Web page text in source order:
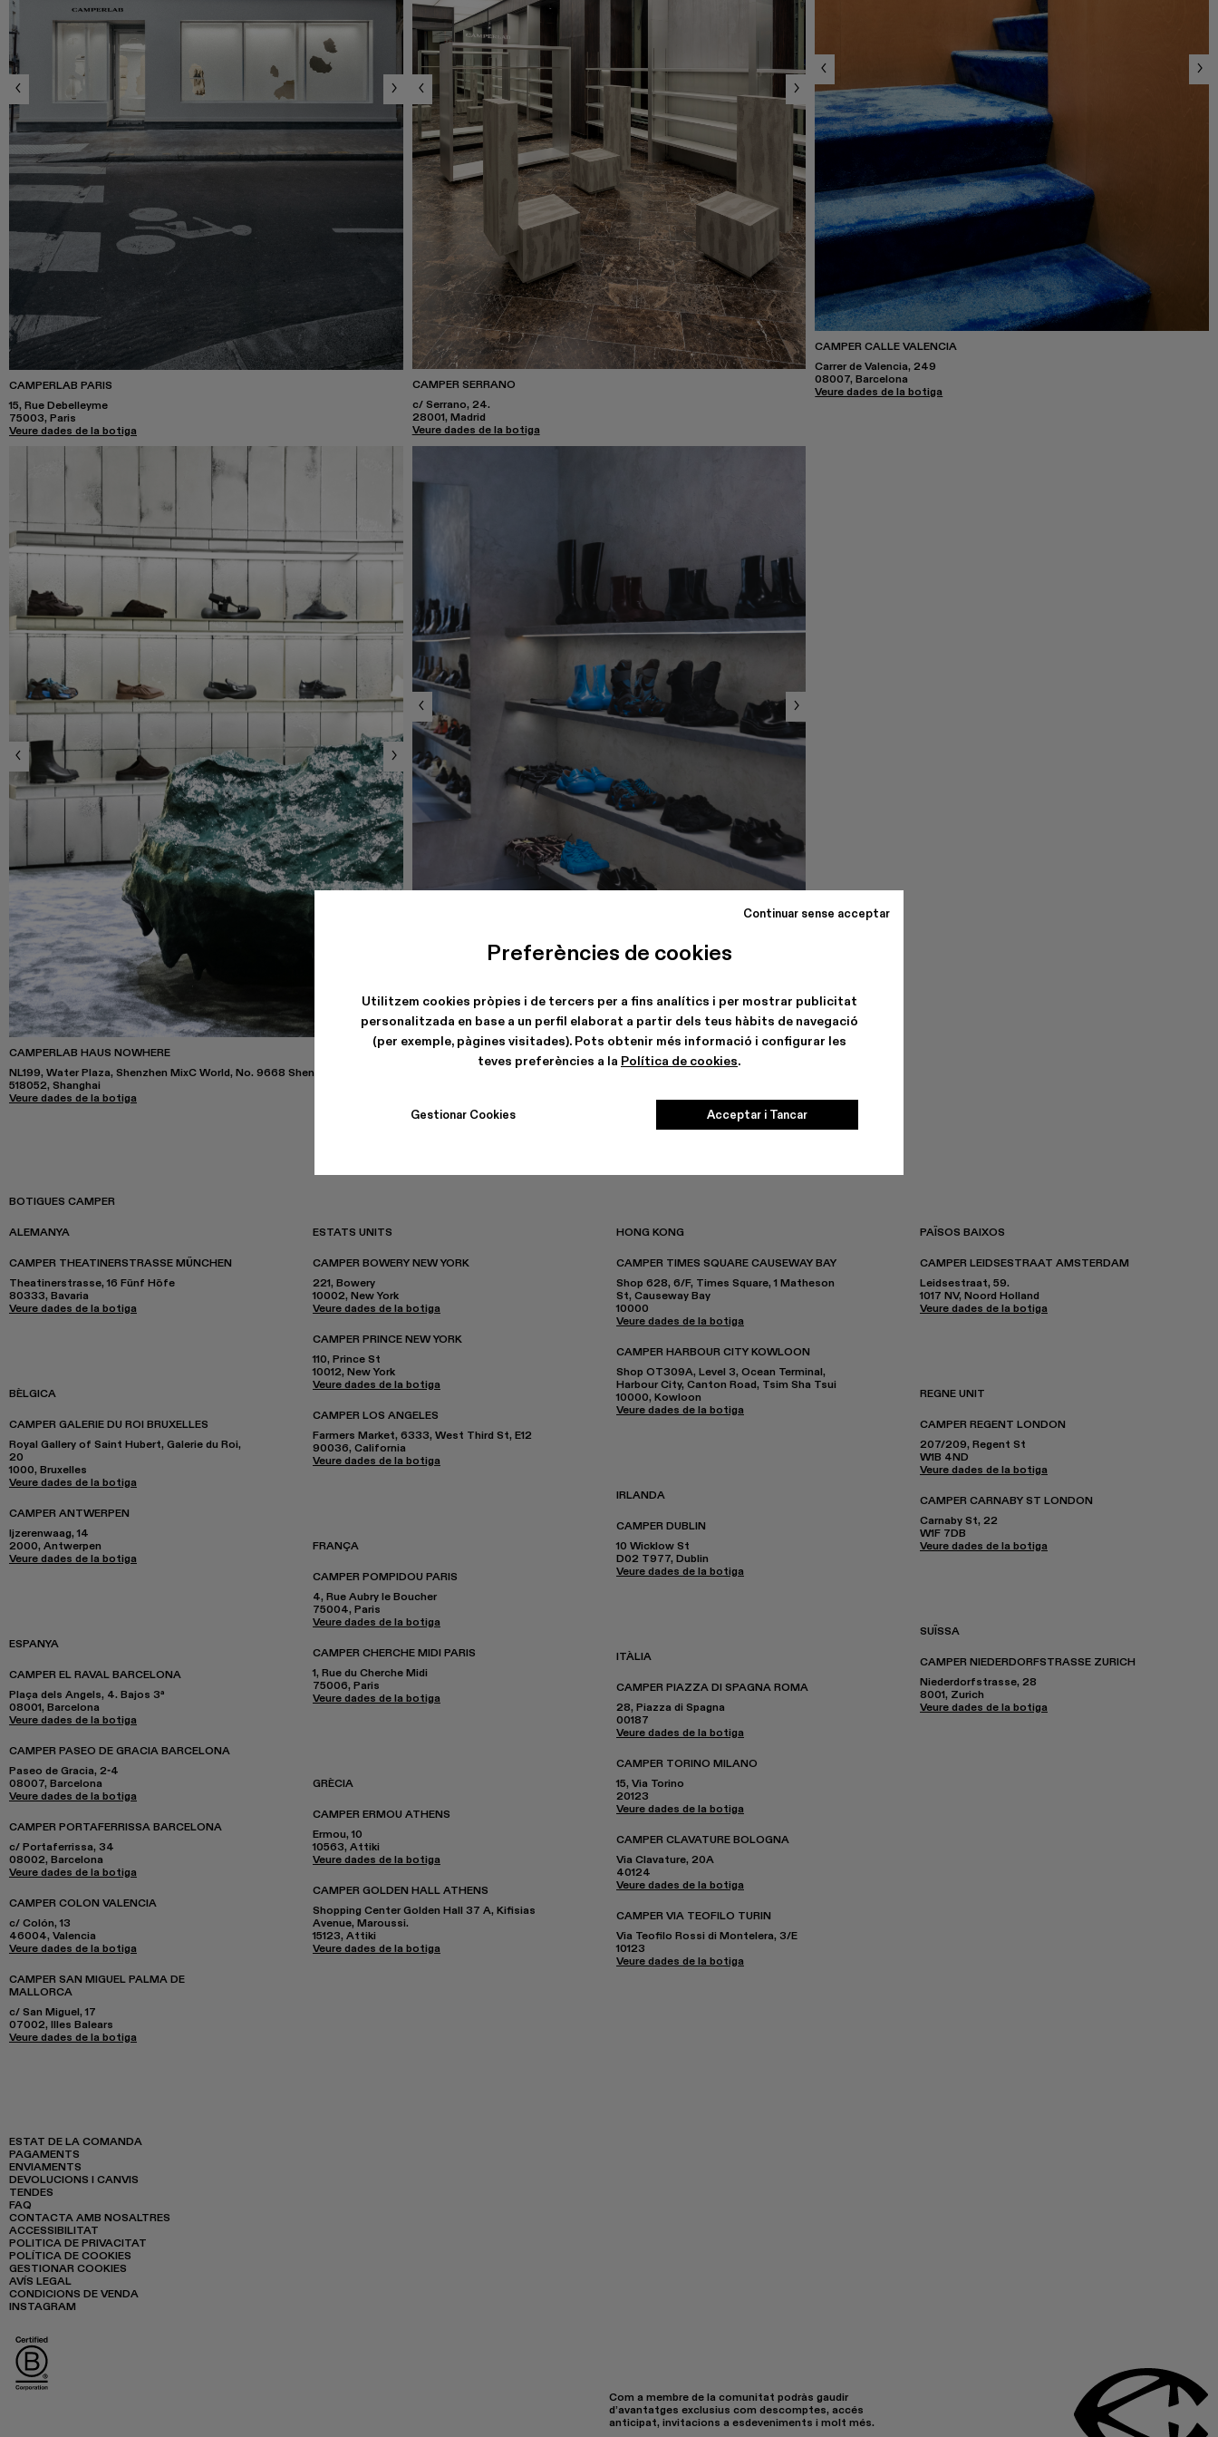
Preferències de cookies
Utilitzem cookies pròpies i de tercers per a fins analítics i per mostrar publicitat
personalitzada en base a un perfil elaborat a partir dels teus hàbits de navegació
(per exemple, pàgines visitades). Pots obtenir més informació i configurar les
teves preferències a la Política de cookies.
Gestionar Cookies
Continuar sense acceptar
Acceptar i Tancar
CAMPERLAB PARIS
15, Rue Debelleyme
75003, Paris
Veure dades de la botiga
CAMPER SERRANO
c/ Serrano, 24.
28001, Madrid
Veure dades de la botiga
CAMPER CALLE VALENCIA
Carrer de Valencia, 249
08007, Barcelona
Veure dades de la botiga
CAMPERLAB HAUS NOWHERE
NL199, Water Plaza, Shenzhen MixC World, No. 9668 Shennan Avenue
518052, Shanghai
Veure dades de la botiga
CAMPERLAB BERLIN
Veure dades de la botiga
BOTIGUES CAMPER
ALEMANYA
CAMPER THEATINERSTRASSE MÜNCHEN
Theatinerstrasse, 16 Fünf Höfe
80333, Bavaria
Veure dades de la botiga
BÈLGICA
CAMPER GALERIE DU ROI BRUXELLES
Royal Gallery of Saint Hubert, Galerie du Roi,
20
1000, Bruxelles
Veure dades de la botiga
CAMPER ANTWERPEN
Ijzerenwaag, 14
2000, Antwerpen
Veure dades de la botiga
ESPANYA
CAMPER EL RAVAL BARCELONA
Plaça dels Angels, 4. Bajos 3ª
08001, Barcelona
Veure dades de la botiga
CAMPER PASEO DE GRACIA BARCELONA
Paseo de Gracia, 2-4
08007, Barcelona
Veure dades de la botiga
CAMPER PORTAFERRISSA BARCELONA
c/ Portaferrissa, 34
08002, Barcelona
Veure dades de la botiga
CAMPER COLON VALENCIA
c/ Colón, 13
46004, Valencia
Veure dades de la botiga
CAMPER SAN MIGUEL PALMA DE
MALLORCA
c/ San Miguel, 17
07002, Illes Balears
Veure dades de la botiga
ESTATS UNITS
CAMPER BOWERY NEW YORK
221, Bowery
10002, New York
Veure dades de la botiga
CAMPER PRINCE NEW YORK
110, Prince St
10012, New York
Veure dades de la botiga
CAMPER LOS ANGELES
Farmers Market, 6333, West Third St, E12
90036, California
Veure dades de la botiga
FRANÇA
CAMPER POMPIDOU PARIS
4, Rue Aubry le Boucher
75004, Paris
Veure dades de la botiga
CAMPER CHERCHE MIDI PARIS
1, Rue du Cherche Midi
75006, Paris
Veure dades de la botiga
GRÈCIA
CAMPER ERMOU ATHENS
Ermou, 10
10563, Attiki
Veure dades de la botiga
CAMPER GOLDEN HALL ATHENS
Shopping Center Golden Hall 37 A, Kifisias
Avenue, Maroussi.
15123, Attiki
Veure dades de la botiga
HONG KONG
CAMPER TIMES SQUARE CAUSEWAY BAY
Shop 628, 6/F, Times Square, 1 Matheson
St, Causeway Bay
10000
Veure dades de la botiga
CAMPER HARBOUR CITY KOWLOON
Shop OT309A, Level 3, Ocean Terminal,
Harbour City, Canton Road, Tsim Sha Tsui
10000, Kowloon
Veure dades de la botiga
IRLANDA
CAMPER DUBLIN
10 Wicklow St
D02 T977, Dublin
Veure dades de la botiga
ITÀLIA
CAMPER PIAZZA DI SPAGNA ROMA
28, Piazza di Spagna
00187
Veure dades de la botiga
CAMPER TORINO MILANO
15, Via Torino
20123
Veure dades de la botiga
CAMPER CLAVATURE BOLOGNA
Via Clavature, 20A
40124
Veure dades de la botiga
CAMPER VIA TEOFILO TURIN
Via Teofilo Rossi di Montelera, 3/E
10123
Veure dades de la botiga
PAÏSOS BAIXOS
CAMPER LEIDSESTRAAT AMSTERDAM
Leidsestraat, 59.
1017 NV, Noord Holland
Veure dades de la botiga
REGNE UNIT
CAMPER REGENT LONDON
207/209, Regent St
W1B 4ND
Veure dades de la botiga
CAMPER CARNABY ST LONDON
Carnaby St, 22
W1F 7DB
Veure dades de la botiga
SUÏSSA
CAMPER NIEDERDORFSTRASSE ZURICH
Niederdorfstrasse, 28
8001, Zurich
Veure dades de la botiga
Com a membre de la comunitat podràs gaudir
d’avantatges exclusius com descomptes, accés
anticipat, invitacions a esdeveniments i molt més.
ESTAT DE LA COMANDA
PAGAMENTS
ENVIAMENTS
DEVOLUCIONS I CANVIS
TENDES
FAQ
CONTACTA AMB NOSALTRES
ACCESSIBILITAT
POLITICA DE PRIVACITAT
POLÍTICA DE COOKIES
GESTIONAR COOKIES
AVÍS LEGAL
CONDICIONS DE VENDA
INSTAGRAM